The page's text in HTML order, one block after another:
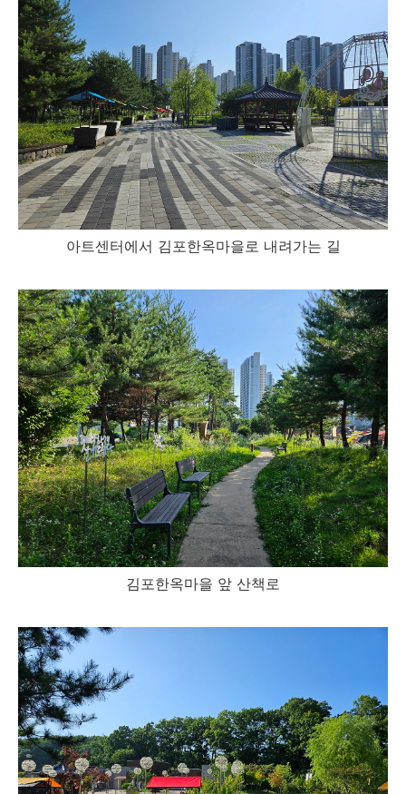
아트센터에서 김포한옥마을로 내려가는 길
김포한옥마을 앞 산책로